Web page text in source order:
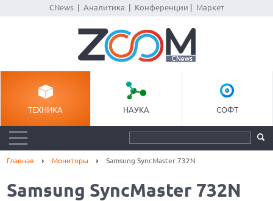
CNews| Аналитика Конференции Маркет
ТЕХНИКА НАУКА СОФТ
Главная Мониторы Samsung SyncMaster 732N
Samsung SyncMaster 732N